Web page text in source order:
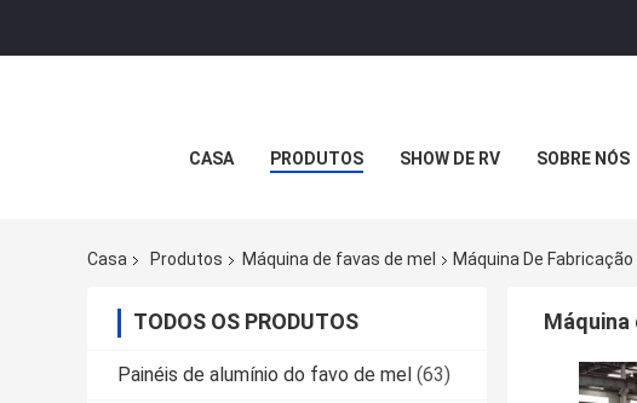
CASA PRODUTOS SHOW DE RV SOBRE NÓS
Casa Produtos Máquina de favas de mel Máquina De
TODOS OS PRODUTOS
Painéis de alumínio do favo de mel (63)
Máquina